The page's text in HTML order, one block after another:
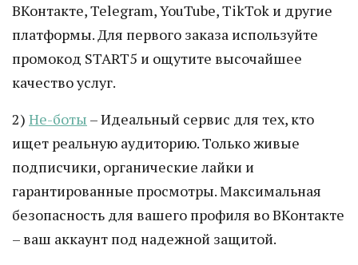
ВКонтакте, Telegram, YouTube, TikTok и другие
платформы. Для первого заказа используйте
промокод START5 и ощутите высочайшее
качество услуг.
2) Не-боты – Идеальный сервис для тех, кто
ищет реальную аудиторию. Только живые
подписчики, органические лайки и
гарантированные просмотры. Максимальная
безопасность для вашего профиля во ВКонтакте
– ваш аккаунт под надежной защитой.